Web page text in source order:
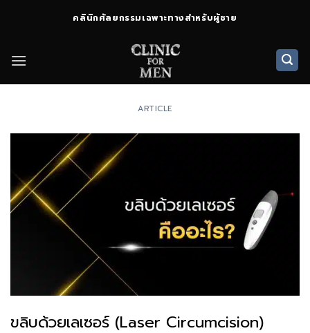
เนื้อหา
คลินิกศัลยกรรมเฉพาะทางสำหรับผู้ชาย
ARTICLE
ขลิบด้วยเลเซอร์ (Laser Circumcision)